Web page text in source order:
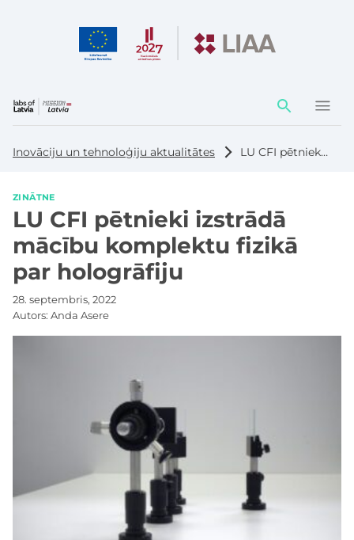
Darbības
elementi
Inovāciju un tehnoloģiju aktualitātes LU CFI pētnieki izstrādā mācību komplektu fizikā par hologrāfiju
ZINĀTNE
LU CFI pētnieki izstrādā
mācību komplektu fizikā
par hologrāfiju
28. septembris, 2022
Autors: Anda Asere